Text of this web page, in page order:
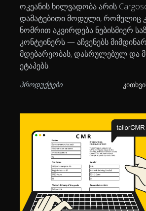
ოკეანის ხილვადობა არის
დამატებითი მოდული, რომელიც
ნომრით აკვირდება ნებისმიერ
კონტეინერს — აჩვენებს
მდებარეობას, დასრულებულ
ეტაპებს.
პროდუქტები